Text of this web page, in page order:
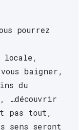
pourrez
locale,
baigner,
du
…découvrir
pas tout,
sens seront